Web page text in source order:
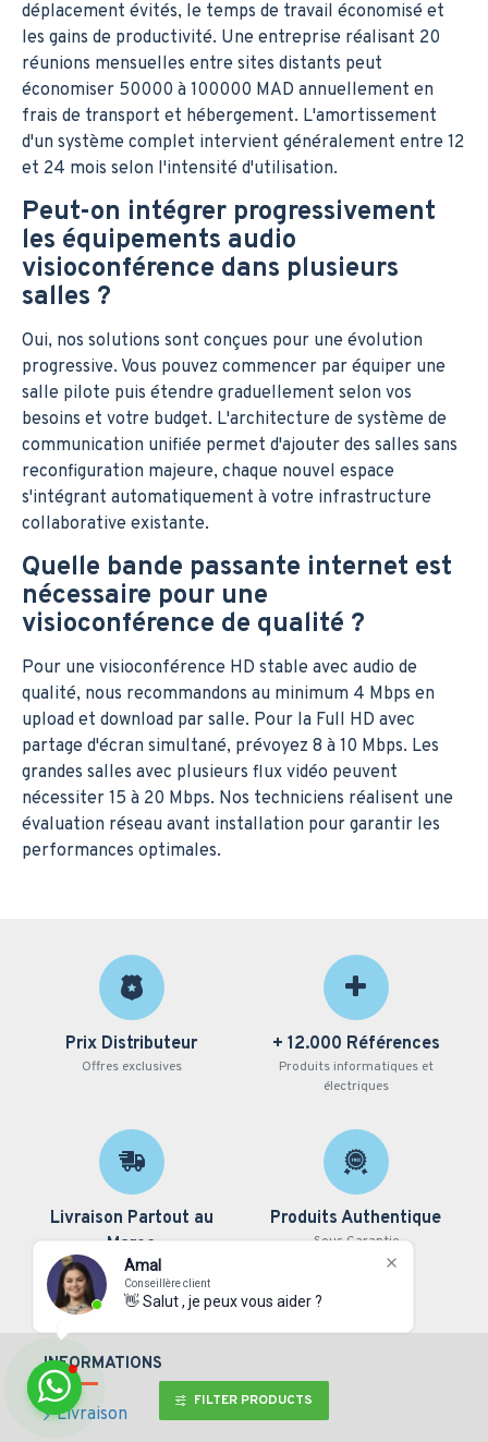
Amal
Conseillère client
👋 Salut , je peux vous aider ?
déplacement évités, le temps de travail économisé et
les gains de productivité. Une entreprise réalisant 20
réunions mensuelles entre sites distants peut
économiser 50000 à 100000 MAD annuellement en
frais de transport et hébergement. L'amortissement
d'un système complet intervient généralement entre 12
et 24 mois selon l'intensité d'utilisation.
Peut-on intégrer progressivement
les équipements audio
visioconférence dans plusieurs
salles ?
Oui, nos solutions sont conçues pour une évolution
progressive. Vous pouvez commencer par équiper une
salle pilote puis étendre graduellement selon vos
besoins et votre budget. L'architecture de système de
communication unifiée permet d'ajouter des salles sans
reconfiguration majeure, chaque nouvel espace
s'intégrant automatiquement à votre infrastructure
collaborative existante.
Quelle bande passante internet est
nécessaire pour une
visioconférence de qualité ?
Pour une visioconférence HD stable avec audio de
qualité, nous recommandons au minimum 4 Mbps en
upload et download par salle. Pour la Full HD avec
partage d'écran simultané, prévoyez 8 à 10 Mbps. Les
grandes salles avec plusieurs flux vidéo peuvent
nécessiter 15 à 20 Mbps. Nos techniciens réalisent une
évaluation réseau avant installation pour garantir les
performances optimales.
Prix Distributeur
Offres exclusives
+ 12.000 Références
Produits informatiques et
électriques
Livraison Partout au
Maroc
Casablanca, Marrakech, Rabat,
Fès, Agadir, Tanger...
Produits Authentique
Sous Garantie
INFORMATIONS
Livraison
FILTER PRODUCTS